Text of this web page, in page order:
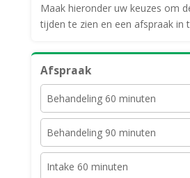
Maak hieronder uw keuzes om
tijden te zien en een afspraak in
Afspraak
Behandeling 60 minuten
Behandeling 90 minuten
Intake 60 minuten